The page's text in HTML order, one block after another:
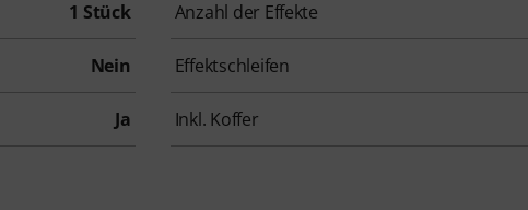
1 Stück Anzahl der Effekte
Nein Effektschleifen
Ja Inkl. Koffer